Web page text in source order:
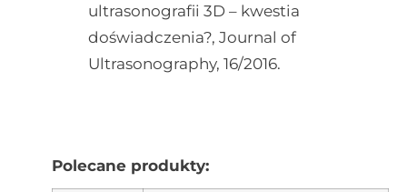
ultrasonografii 3D – kwestia
doświadczenia?, Journal of
Ultrasonography, 16/2016.
Polecane produkty: